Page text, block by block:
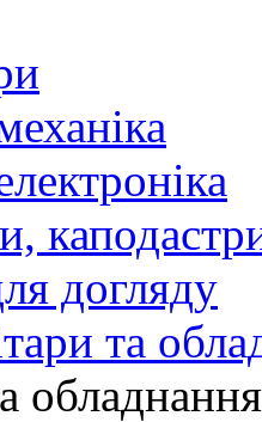
догляду
та
обладнання